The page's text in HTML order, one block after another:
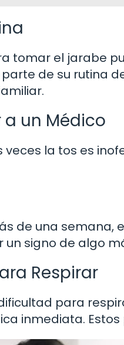
tomar el jarabe
de su rutina
un Médico
la tos es
de una semana,
signo de algo
Respirar
para
inmediata.